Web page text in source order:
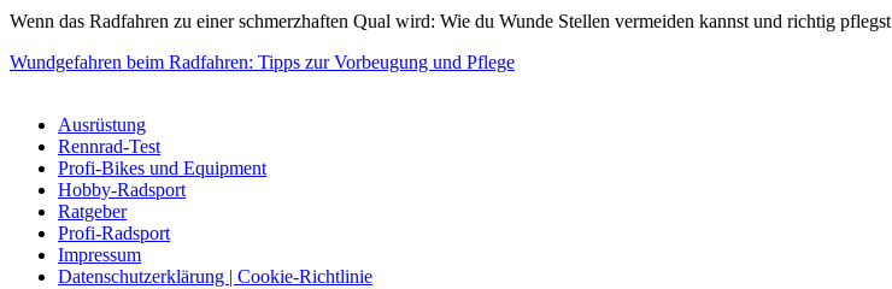
Wenn das Radfahren zu einer schmerzhaften Qual wird: Wie du Wunde Stellen vermeiden kannst und richtig pflegst
Wundgefahren beim Radfahren: Tipps zur Vorbeugung und Pflege
Ausrüstung
Rennrad-Test
Profi-Bikes und Equipment
Hobby-Radsport
Ratgeber
Profi-Radsport
Impressum
Datenschutzerklärung | Cookie-Richtlinie